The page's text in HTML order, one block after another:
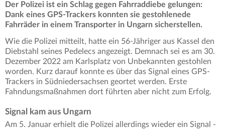
Der Polizei ist ein Schlag gegen Fahrraddiebe gelungen:
Dank eines GPS-Trackers konnten sie gestohlenede
Fahrräder in einem Transporter in Ungarn sicherstellen.
Wie die Polizei mitteilt, hatte ein 56-Jähriger aus Kassel den
Diebstahl seines Pedelecs angezeigt. Demnach sei es am 30.
Dezember 2022 am Karlsplatz von Unbekannten gestohlen
worden. Kurz darauf konnte es über das Signal eines GPS-
Trackers in Südniedersachsen geortet werden. Erste
Fahndungsmaßnahmen dort führten aber nicht zum Erfolg.
Signal kam aus Ungarn
Am 5. Januar erhielt die Polizei allerdings wieder ein Signal -